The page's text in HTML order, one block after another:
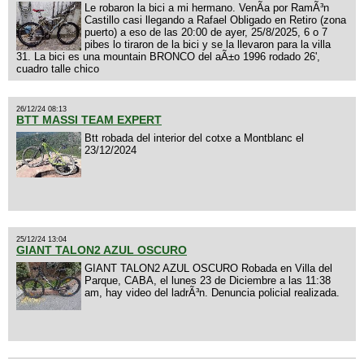
Le robaron la bici a mi hermano. VenÃ­a por RamÃ³n
Castillo casi llegando a Rafael Obligado en Retiro (zona
puerto) a eso de las 20:00 de ayer, 25/8/2025, 6 o 7
pibes lo tiraron de la bici y se la llevaron para la villa
31. La bici es una mountain BRONCO del aÃ±o 1996 rodado 26',
cuadro talle chico
26/12/24 08:13
BTT MASSI TEAM EXPERT
Btt robada del interior del cotxe a Montblanc el
23/12/2024
25/12/24 13:04
GIANT TALON2 AZUL OSCURO
GIANT TALON2 AZUL OSCURO Robada en Villa del
Parque, CABA, el lunes 23 de Diciembre a las 11:38
am, hay video del ladrÃ³n. Denuncia policial realizada.